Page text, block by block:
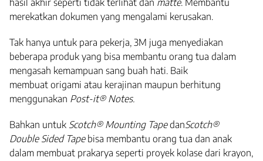
merekatkan dokumen yang mengalami kerusakan.
Tak hanya untuk para pekerja, 3M juga menyediakan
beberapa produk yang bisa membantu orang tua dalam
mengasah kemampuan sang buah hati. Baik
membuat origami atau kerajinan maupun berhitung
menggunakan Post-it® Notes.
Bahkan untuk Scotch® Mounting TapedanScotch®
Double Sided Tapebisa membantu orang tua dan anak
dalam membuat prakarya seperti proyek kolase dari krayon,